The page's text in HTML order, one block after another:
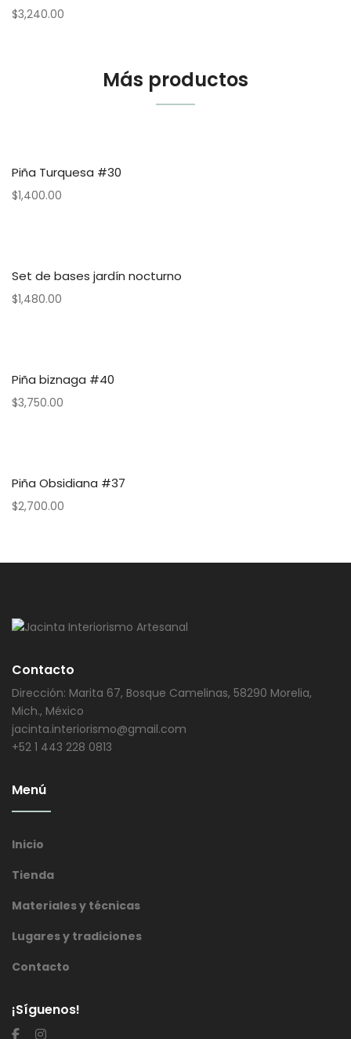
$3,240.00
Más productos
Piña Turquesa #30
$1,400.00
Set de bases jardín nocturno
$1,480.00
Piña biznaga #40
$3,750.00
Piña Obsidiana #37
$2,700.00
Contacto
Dirección: Marita 67, Bosque Camelinas, 58290 Morelia,
Mich., México
jacinta.interiorismo@gmail.com
+52 1 443 228 0813
Menú
Inicio
Tienda
Materiales y técnicas
Lugares y tradiciones
Contacto
¡Síguenos!